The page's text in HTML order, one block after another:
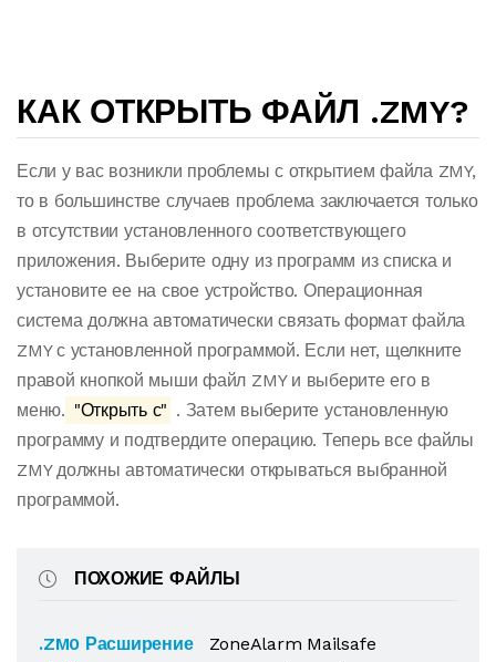
КАК ОТКРЫТЬ ФАЙЛ .ZMY?
Если у вас возникли проблемы с открытием файла ZMY,
то в большинстве случаев проблема заключается только
в отсутствии установленного соответствующего
приложения. Выберите одну из программ из списка и
установите ее на свое устройство. Операционная
система должна автоматически связать формат файла
ZMY с установленной программой. Если нет, щелкните
правой кнопкой мыши файл ZMY и выберите его в
меню. "Открыть с" . Затем выберите установленную
программу и подтвердите операцию. Теперь все файлы
ZMY должны автоматически открываться выбранной
программой.
ПОХОЖИЕ ФАЙЛЫ
.ZM0 Расширение
ZoneAlarm Mailsafe